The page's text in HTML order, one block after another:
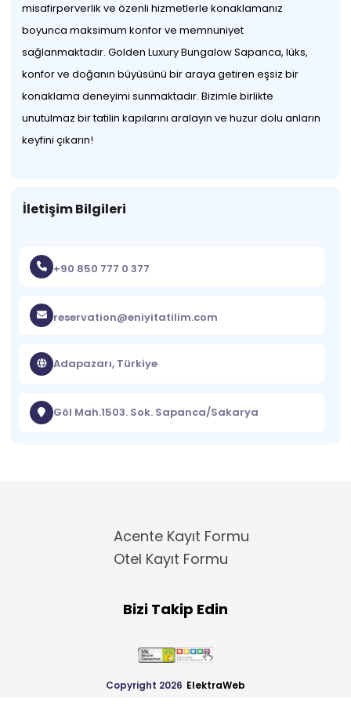
misafirperverlik ve özenli hizmetlerle konaklamanız
boyunca maksimum konfor ve memnuniyet
sağlanmaktadır. Golden Luxury Bungalow Sapanca, lüks,
konfor ve doğanın büyüsünü bir araya getiren eşsiz bir
konaklama deneyimi sunmaktadır. Bizimle birlikte
unutulmaz bir tatilin kapılarını aralayın ve huzur dolu anların
keyfini çıkarın!
İletişim Bilgileri
+90 850 777 0 377
reservation@eniyitatilim.com
Adapazarı, Türkiye
Göl Mah.1503. Sok. Sapanca/Sakarya
Acente Kayıt Formu
Otel Kayıt Formu
Bizi Takip Edin
Copyright 2026 ElektraWeb